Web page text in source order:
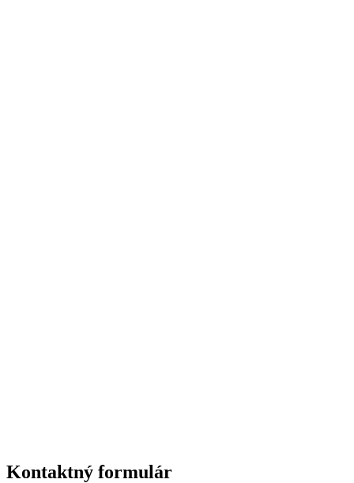
Kontaktný formulár